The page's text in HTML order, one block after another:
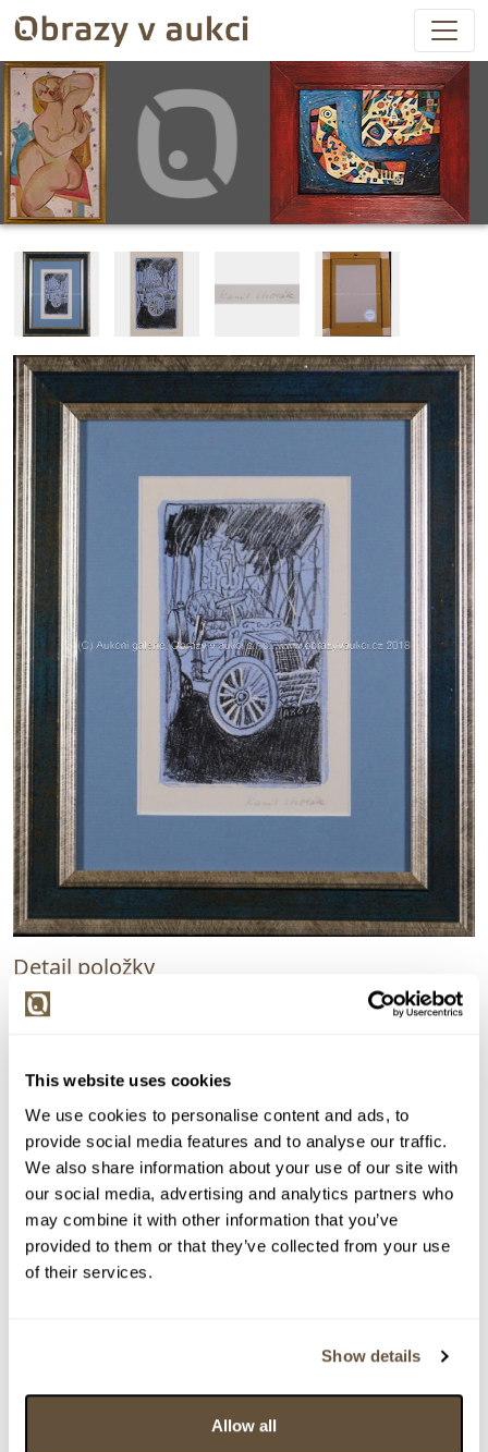
This website uses cookies
We use cookies to personalise content and ads, to
provide social media features and to analyse our traffic.
We also share information about your use of our site with
our social media, advertising and analytics partners who
may combine it with other information that you’ve
provided to them or that they’ve collected from your use
of their services.
Show details
Allow all
Detail položky
> Zobrazit detail položky a informace o autorovi
> zpět na aukční výsledky
VYDRAŽENO
Kamil Lhoták
19784. Veterán
Dražba ukončena: